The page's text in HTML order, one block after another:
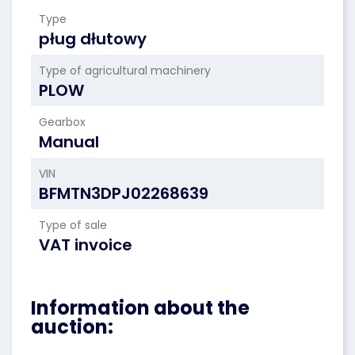
Type
pług dłutowy
Type of agricultural machinery
PLOW
Gearbox
Manual
VIN
BFMTN3DPJ02268639
Type of sale
VAT invoice
Information about the
auction: